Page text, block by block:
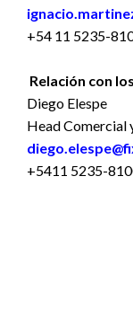
+54 11 5235-
Relación con
Diego Elespe
Head Comercial
+5411 5235-